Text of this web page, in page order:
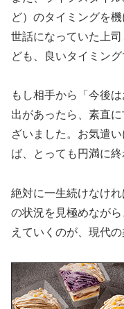
ど）のタイミングを
世話になっていた上
ども、良いタイミング
もし相手から「今後
出があったら、素直
ざいました。お気遣
ば、とっても円満に終
絶対に一生続けなけ
の状況を見極めなが
えていくのが、現代